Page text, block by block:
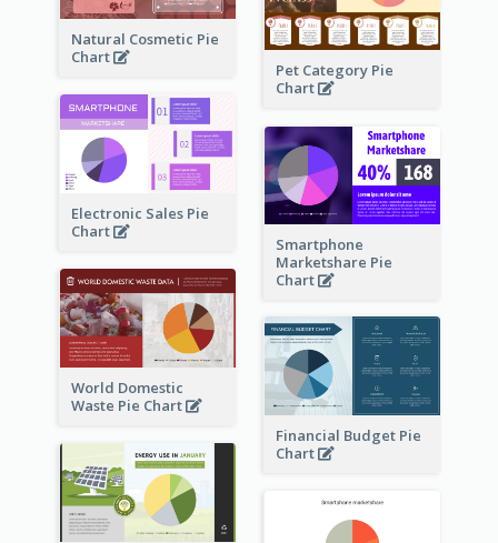
Natural Cosmetic Pie
Chart
Pet Category Pie
Chart
Electronic Sales Pie
Chart
Smartphone
Marketshare Pie
Chart
World Domestic
Waste Pie Chart
Financial Budget Pie
Chart